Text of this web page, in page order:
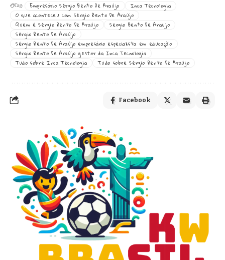
Tag: Empresário Sérgio Bento De Araújo
Inca Tecnologia
O que aconteceu com Sérgio Bento De Araújo
Quem é Sérgio Bento De Araújo
Sergio Bento De Araujo
Sérgio Bento De Araújo
Sérgio Bento De Araújo empresário especialista em educação
Sérgio Bento De Araújo gestor da Inca Tecnologia
Tudo sobre Inca Tecnologia
Tudo sobre Sérgio Bento De Araújo
Facebook